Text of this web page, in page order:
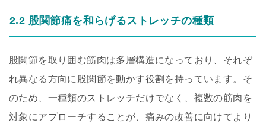
2.2 股関節痛を和らげるストレッチの種類
股関節を取り囲む筋肉は多層構造になっており、それぞ
れ異なる方向に股関節を動かす役割を持っています。そ
のため、一種類のストレッチだけでなく、複数の筋肉を
対象にアプローチすることが、痛みの改善に向けてより